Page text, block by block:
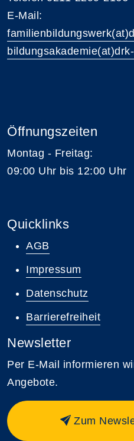
E-Mail:
Öffnungszeiten
Montag - Freitag:
09:00 Uhr bis 12:00 Uhr
Quicklinks
AGB
Impressum
Datenschutz
Barrierefreiheit
Newsletter
Per E-Mail informieren
Angebote.
Zum